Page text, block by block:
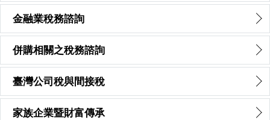
金融業稅務諮詢
併購相關之稅務諮詢
臺灣公司稅與間接稅
家族企業暨財富傳承